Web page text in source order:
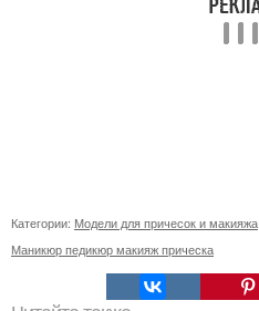
Категории: Модели для причесок и макияжа
Маникюр педикюр макияж прическа